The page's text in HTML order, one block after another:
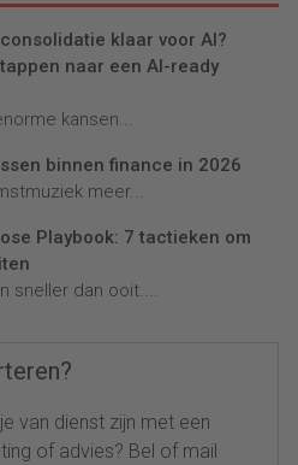
klaar voor AI?
naar een AI-ready
kansen...
binnen finance in 2026
meer...
Playbook: 7 tactieken om
sneller dan ooit....
van dienst zijn met een
of advies? Bel of mail